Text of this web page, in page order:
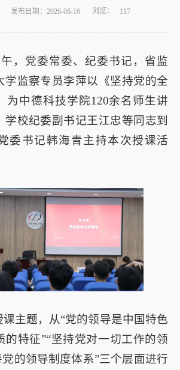
发布日期：2026-06-16 浏览： 117
，党委常委、纪委书记，省监
学监察专员李萍以《坚持党的全
为中德科技学院120余名师生讲
学校纪委副书记王江忠等同志到
委书记韩海青主持本次授课活
主题，从“党的领导是中国特色
的特征”“坚持党对一切工作的领
党的领导制度体系”三个层面进行